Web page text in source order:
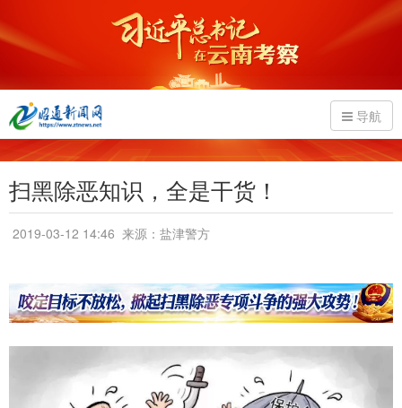
导航
扫黑除恶知识，全是干货！
2019-03-12 14:46 来源：盐津警方